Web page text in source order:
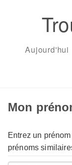
Aujourd'hui
Mon
Entrez un
prénoms